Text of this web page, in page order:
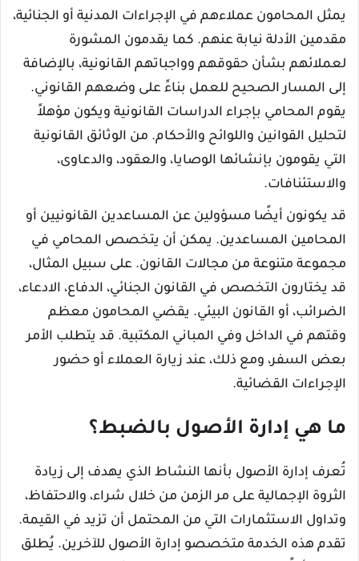
يمثل المحامون عملاءهم في الإجراءات المدنية أو الجنائية،
مقدمين الأدلة نيابة عنهم. كما يقدمون المشورة
لعملائهم بشأن حقوقهم وواجباتهم القانونية، بالإضافة
إلى المسار الصحيح للعمل بناءً على وضعهم القانوني.
يقوم المحامي بإجراء الدراسات القانونية ويكون مؤهلاً
لتحليل القوانين واللوائح والأحكام. من الوثائق القانونية
التي يقومون بإنشائها الوصايا، والعقود، والدعاوى،
والاستئنافات.
قد يكونون أيضًا مسؤولين عن المساعدين القانونيين أو
المحامين المساعدين. يمكن أن يتخصص المحامي في
مجموعة متنوعة من مجالات القانون. على سبيل المثال،
قد يختارون التخصص في القانون الجنائي، الدفاع، الادعاء،
الضرائب، أو القانون البيئي. يقضي المحامون معظم
وقتهم في الداخل وفي المباني المكتبية. قد يتطلب الأمر
بعض السفر، ومع ذلك، عند زيارة العملاء أو حضور
الإجراءات القضائية.
ما هي إدارة الأصول بالضبط؟
تُعرف إدارة الأصول بأنها النشاط الذي يهدف إلى زيادة
الثروة الإجمالية على مر الزمن من خلال شراء، والاحتفاظ،
وتداول الاستثمارات التي من المحتمل أن تزيد في القيمة.
تقدم هذه الخدمة متخصصو إدارة الأصول للآخرين. يُطلق